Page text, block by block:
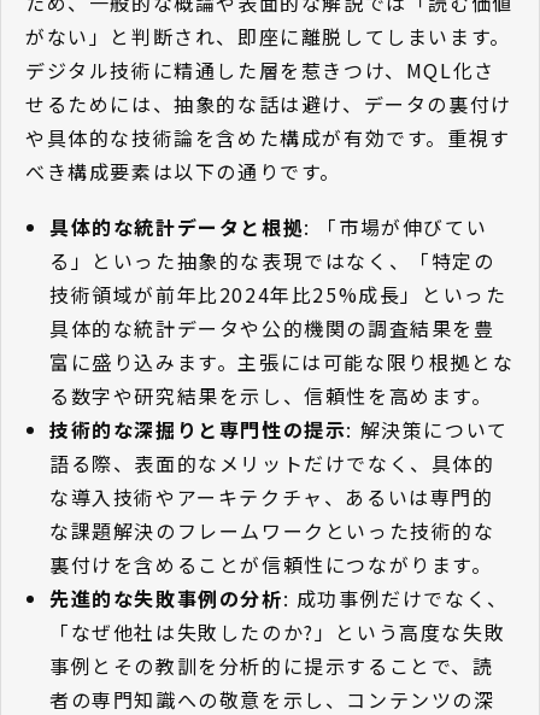
がない」と判断され、即座に離脱してしまいます。
デジタル技術に精通した層を惹きつけ、MQL化さ
せるためには、抽象的な話は避け、データの裏付け
や具体的な技術論を含めた構成が有効です。重視す
べき構成要素は以下の通りです。
具体的な統計データと根拠: 「市場が伸びてい
る」といった抽象的な表現ではなく、「特定の
技術領域が前年比2024年比25%成長」といった
具体的な統計データや公的機関の調査結果を豊
富に盛り込みます。主張には可能な限り根拠とな
る数字や研究結果を示し、信頼性を高めます。
技術的な深掘りと専門性の提示: 解決策について
語る際、表面的なメリットだけでなく、具体的
な導入技術やアーキテクチャ、あるいは専門的
な課題解決のフレームワークといった技術的な
裏付けを含めることが信頼性につながります。
先進的な失敗事例の分析: 成功事例だけでなく、
「なぜ他社は失敗したのか?」という高度な失敗
事例とその教訓を分析的に提示することで、読
者の専門知識への敬意を示し、コンテンツの深